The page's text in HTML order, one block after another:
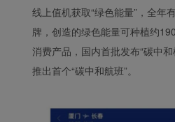
线上值机获取“绿色能量”，全年
牌，创造的绿色能量可种植约
消费产品，国内首批发布“碳中
推出首个“碳中和航班”。